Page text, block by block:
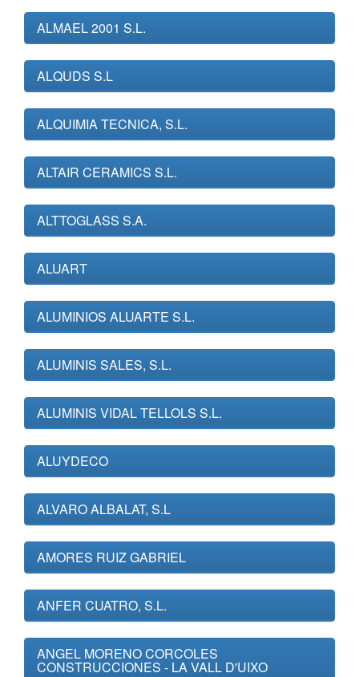
ALMAEL 2001 S.L.
ALQUDS S.L
ALQUIMIA TECNICA, S.L.
ALTAIR CERAMICS S.L.
ALTTOGLASS S.A.
ALUART
ALUMINIOS ALUARTE S.L.
ALUMINIS SALES, S.L.
ALUMINIS VIDAL TELLOLS S.L.
ALUYDECO
ALVARO ALBALAT, S.L
AMORES RUIZ GABRIEL
ANFER CUATRO, S.L.
ANGEL MORENO CORCOLES
CONSTRUCCIONES - LA VALL D'UIXO